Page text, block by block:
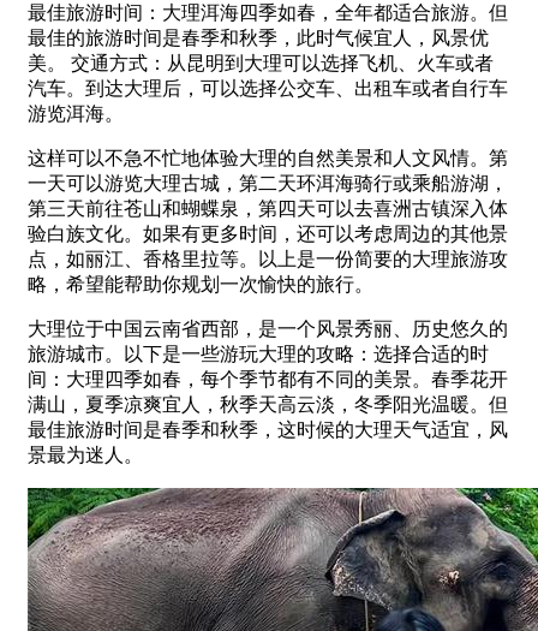
最佳旅游时间：大理洱海四季如春，全年都适合旅游。但
最佳的旅游时间是春季和秋季，此时气候宜人，风景优
美。 交通方式：从昆明到大理可以选择飞机、火车或者
汽车。到达大理后，可以选择公交车、出租车或者自行车
游览洱海。
这样可以不急不忙地体验大理的自然美景和人文风情。第
一天可以游览大理古城，第二天环洱海骑行或乘船游湖，
第三天前往苍山和蝴蝶泉，第四天可以去喜洲古镇深入体
验白族文化。如果有更多时间，还可以考虑周边的其他景
点，如丽江、香格里拉等。以上是一份简要的大理旅游攻
略，希望能帮助你规划一次愉快的旅行。
大理位于中国云南省西部，是一个风景秀丽、历史悠久的
旅游城市。以下是一些游玩大理的攻略：选择合适的时
间：大理四季如春，每个季节都有不同的美景。春季花开
满山，夏季凉爽宜人，秋季天高云淡，冬季阳光温暖。但
最佳旅游时间是春季和秋季，这时候的大理天气适宜，风
景最为迷人。